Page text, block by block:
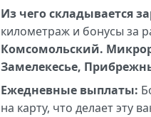
Из чего складывается
километраж и бонусы за
Комсомольский.
Замелекесье,
Ежедневные выплаты:
на карту, что делает эту